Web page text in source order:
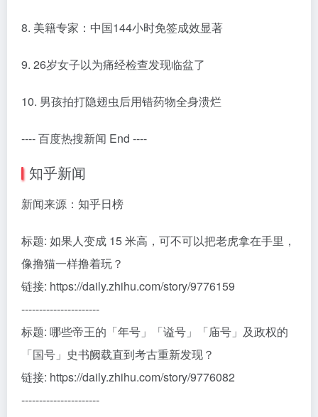
8. 美籍专家：中国144小时免签成效显著
9. 26岁女子以为痛经检查发现临盆了
10. 男孩拍打隐翅虫后用错药物全身溃烂
---- 百度热搜新闻 End ----
知乎新闻
新闻来源：知乎日榜
标题: 如果人变成 15 米高，可不可以把老虎拿在手里，
像撸猫一样撸着玩？
链接: https://daily.zhihu.com/story/9776159
----------------------
标题: 哪些帝王的「年号」「谥号」「庙号」及政权的
「国号」史书阙载直到考古重新发现？
链接: https://daily.zhihu.com/story/9776082
----------------------